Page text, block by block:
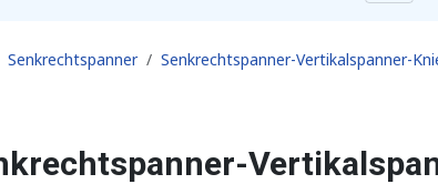
Senkrechtspanner Senkrechtspanner-Vertikalspanner-